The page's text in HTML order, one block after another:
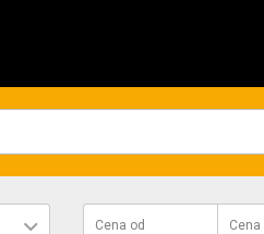
Cena od Cena